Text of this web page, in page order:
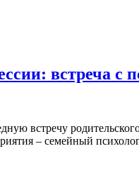
встреча
встречу
– семейный